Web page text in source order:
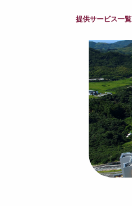
提供サービス一覧